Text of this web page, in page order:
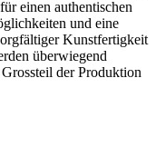
einen authentischen
und eine
Kunstfertigkeit
überwiegend
der Produktion